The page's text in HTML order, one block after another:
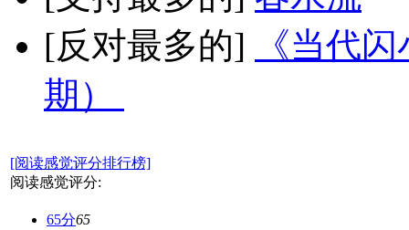
[反对最多的]
《当代
期）
[阅读感觉评分排行榜]
阅读感觉评分:
65分65